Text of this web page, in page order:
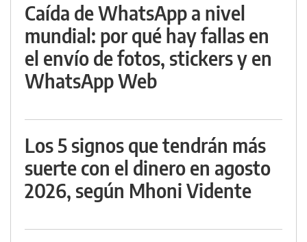
Caída de WhatsApp a nivel
mundial: por qué hay fallas en
el envío de fotos, stickers y en
WhatsApp Web
Los 5 signos que tendrán más
suerte con el dinero en agosto
2026, según Mhoni Vidente